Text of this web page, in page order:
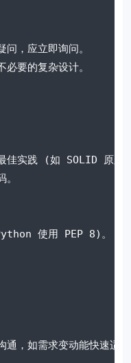
，应立即询问。
要的复杂设计。
佳实践 (如 SOLID 原则
使用 PEP 8)。
，如需求变动能快速适